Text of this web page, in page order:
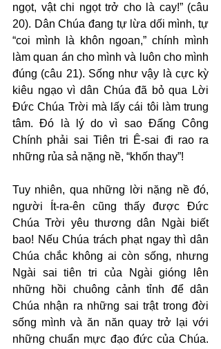
ngọt, vật chi ngọt trở cho là cay!” (câu
20). Dân Chúa đang tự lừa dối mình, tự
“coi mình là khôn ngoan,” chính mình
làm quan án cho mình và luôn cho mình
đúng (câu 21). Sống như vậy là cực kỳ
kiêu ngạo vì dân Chúa đã bỏ qua Lời
Đức Chúa Trời mà lấy cái tôi làm trung
tâm. Đó là lý do vì sao Đấng Công
Chính phải sai Tiên tri Ê-sai đi rao ra
những rủa sả nặng nề, “khốn thay”!
Tuy nhiên, qua những lời nặng nề đó,
người Ít-ra-ên cũng thấy được Đức
Chúa Trời yêu thương dân Ngài biết
bao! Nếu Chúa trách phạt ngay thì dân
Chúa chắc không ai còn sống, nhưng
Ngài sai tiên tri của Ngài gióng lên
những hồi chuông cảnh tỉnh để dân
Chúa nhận ra những sai trật trong đời
sống mình và ăn năn quay trở lại với
những chuẩn mực đạo đức của Chúa.